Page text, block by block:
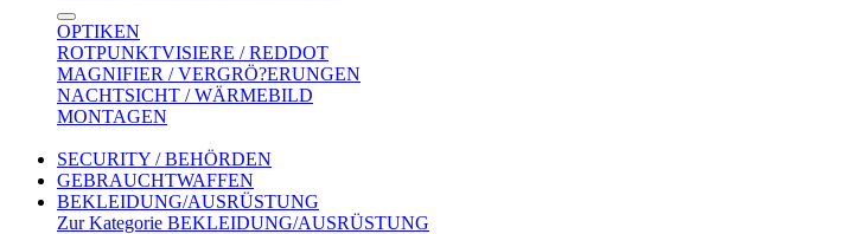
OPTIKEN
ROTPUNKTVISIERE / REDDOT
MAGNIFIER / VERGRÖ?ERUNGEN
NACHTSICHT / WÄRMEBILD
MONTAGEN
SECURITY / BEHÖRDEN
GEBRAUCHTWAFFEN
BEKLEIDUNG/AUSRÜSTUNG
Zur Kategorie BEKLEIDUNG/AUSRÜSTUNG